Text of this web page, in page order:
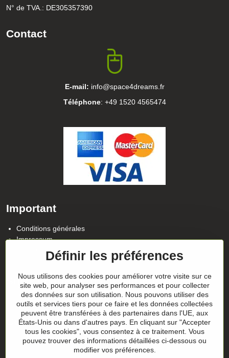
N° de TVA.: DE305357390
Contact
E-mail: info@space4dreams.fr
Téléphone: +49 1520 4565474
Important
Conditions générales
Impressum
Politique de confidentialité
Suivez notre actualité sur nos réseaux
Facebook Instagram
Conseils sur les cadeaux
Les chèques-cadeaux
Définir les préférences
Nous utilisons des cookies pour améliorer votre visite sur ce
site web, pour analyser ses performances et pour collecter
des données sur son utilisation. Nous pouvons utiliser des
outils et services tiers pour ce faire et les données collectées
peuvent être transférées à des partenaires dans l'UE, aux
États-Unis ou dans d'autres pays. En cliquant sur "Accepter
tous les cookies", vous consentez à ce traitement. Vous
pouvez trouver des informations détaillées ci-dessous ou
modifier vos préférences.